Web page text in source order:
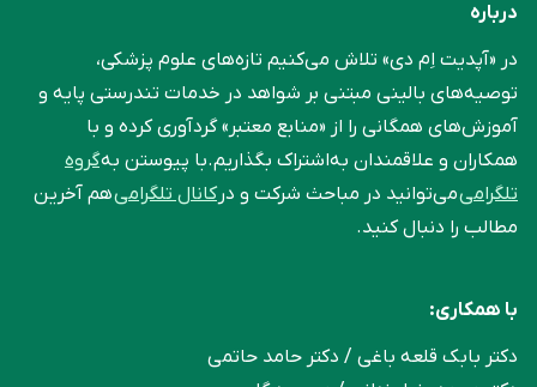
درباره
در «آپدیت اِم دی» تلاش می‌کنیم تازه‌های علوم پزشکی،
توصیه‌های بالینی مبتنی بر شواهد در خدمات تندرستی پایه و
آموزش‌های همگانی را از «منابع معتبر» گردآوری کرده و با
همکاران و علاقمندان به‌اشتراک بگذاریم.با پیوستن بهگروه
تلگرامیمی‌توانید در مباحث شرکت و درکانال تلگرامیهم آخرین
مطالب را دنبال کنید.
با همکاری:
دکتر بابک قلعه‌ باغی / دکتر حامد حاتمی